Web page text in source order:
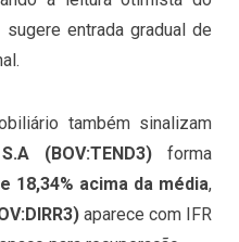
sugere entrada gradual de
também sinalizam
(BOV:TEND3)forma
18,34% acima da média,
DIRR3)aparece com IFR